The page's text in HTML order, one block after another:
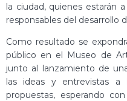
la ciudad, quienes estarán
responsables del desarrollo
Como resultado se
público en el Museo de
junto al lanzamiento de
las ideas y entrevistas a
propuestas, esperando